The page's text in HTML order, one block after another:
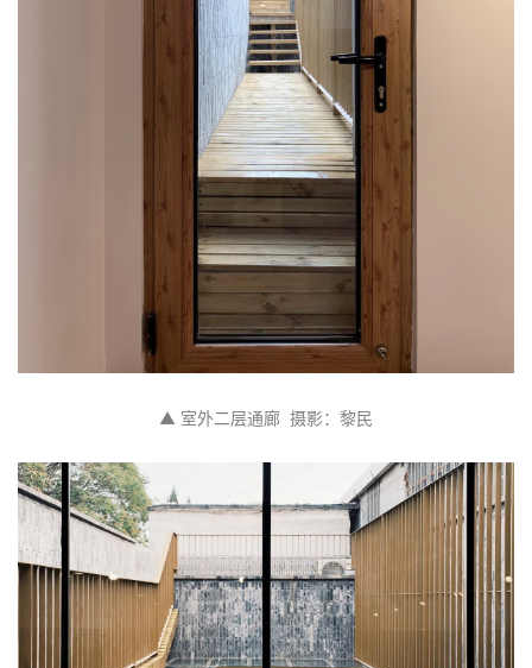
▲ 室外二层通廊  摄影：黎民